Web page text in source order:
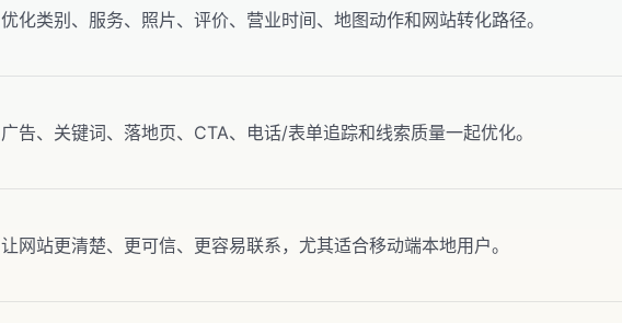
优化类别、服务、照片、评价、营业时间、地图动作和网站转化路径。
广告、关键词、落地页、CTA、电话/表单追踪和线索质量一起优化。
让网站更清楚、更可信、更容易联系，尤其适合移动端本地用户。